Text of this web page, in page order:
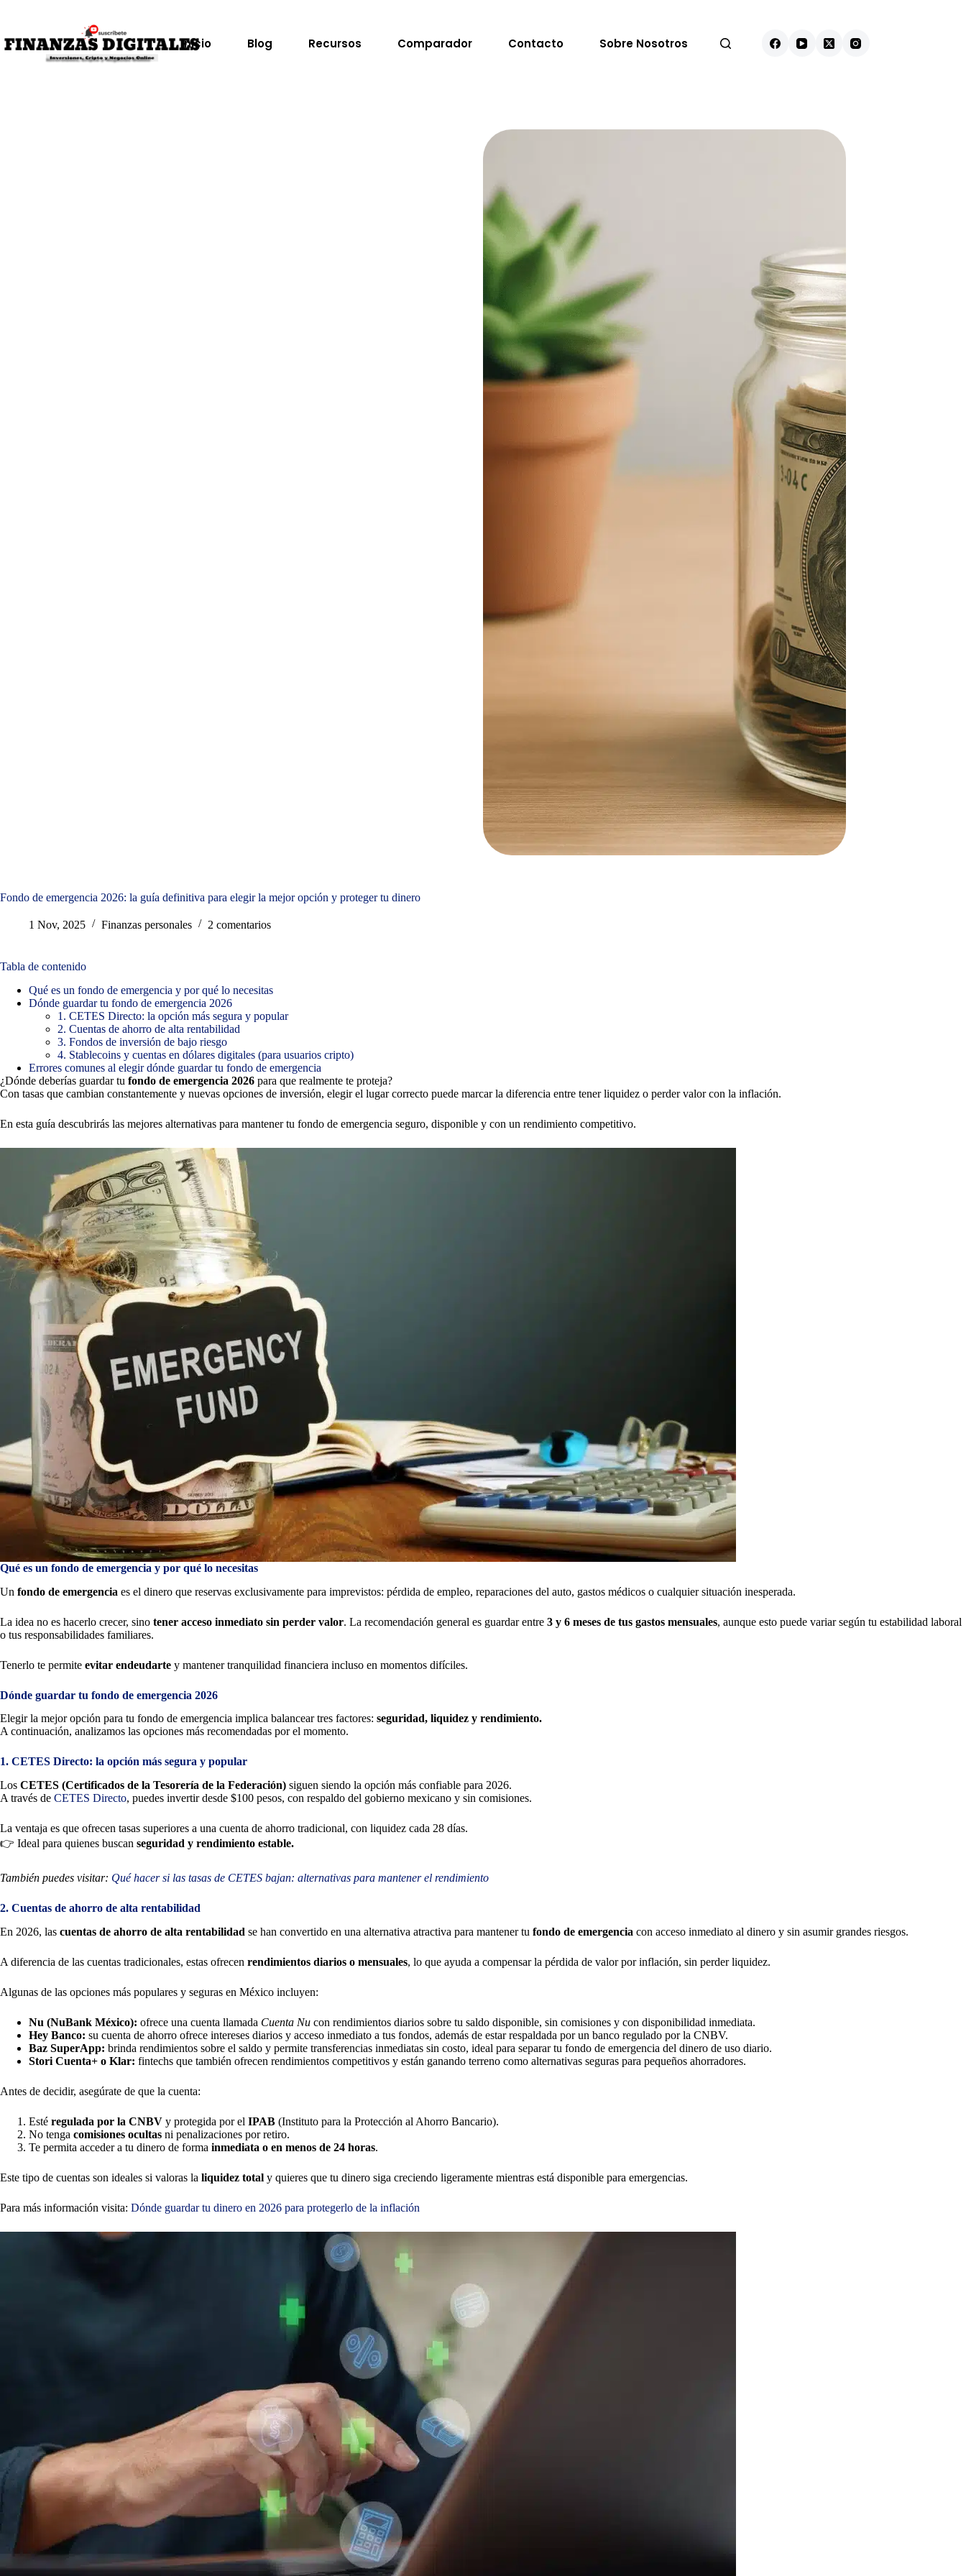
Inicio Blog Recursos Comparador Contacto Sobre Nosotros
Fondo de emergencia 2026: la guía definitiva para elegir la mejor opción y proteger tu dinero
1 Nov, 2025 Finanzas personales 2 comentarios
Tabla de contenido
Qué es un fondo de emergencia y por qué lo necesitas
Dónde guardar tu fondo de emergencia 2026
1. CETES Directo: la opción más segura y popular
2. Cuentas de ahorro de alta rentabilidad
3. Fondos de inversión de bajo riesgo
4. Stablecoins y cuentas en dólares digitales (para usuarios cripto)
Errores comunes al elegir dónde guardar tu fondo de emergencia
¿Dónde deberías guardar tu fondo de emergencia 2026 para que realmente te proteja?
Con tasas que cambian constantemente y nuevas opciones de inversión, elegir el lugar correcto puede marcar la diferencia entre tener liquidez o perder valor con la inflación.
En esta guía descubrirás las mejores alternativas para mantener tu fondo de emergencia seguro, disponible y con un rendimiento competitivo.
Qué es un fondo de emergencia y por qué lo necesitas
Un fondo de emergencia es el dinero que reservas exclusivamente para imprevistos: pérdida de empleo, reparaciones del auto, gastos médicos o cualquier situación inesperada.
La idea no es hacerlo crecer, sino tener acceso inmediato sin perder valor. La recomendación general es guardar entre 3 y 6 meses de tus gastos mensuales, aunque esto puede variar según tu estabilidad laboral
o tus responsabilidades familiares.
Tenerlo te permite evitar endeudarte y mantener tranquilidad financiera incluso en momentos difíciles.
Dónde guardar tu fondo de emergencia 2026
Elegir la mejor opción para tu fondo de emergencia implica balancear tres factores: seguridad, liquidez y rendimiento.
A continuación, analizamos las opciones más recomendadas por el momento.
1. CETES Directo: la opción más segura y popular
Los CETES (Certificados de la Tesorería de la Federación) siguen siendo la opción más confiable para 2026.
A través de CETES Directo, puedes invertir desde $100 pesos, con respaldo del gobierno mexicano y sin comisiones.
La ventaja es que ofrecen tasas superiores a una cuenta de ahorro tradicional, con liquidez cada 28 días.
👉 Ideal para quienes buscan seguridad y rendimiento estable.
También puedes visitar: Qué hacer si las tasas de CETES bajan: alternativas para mantener el rendimiento
2. Cuentas de ahorro de alta rentabilidad
En 2026, las cuentas de ahorro de alta rentabilidad se han convertido en una alternativa atractiva para mantener tu fondo de emergencia con acceso inmediato al dinero y sin asumir grandes riesgos.
A diferencia de las cuentas tradicionales, estas ofrecen rendimientos diarios o mensuales, lo que ayuda a compensar la pérdida de valor por inflación, sin perder liquidez.
Algunas de las opciones más populares y seguras en México incluyen:
Nu (NuBank México): ofrece una cuenta llamada Cuenta Nu con rendimientos diarios sobre tu saldo disponible, sin comisiones y con disponibilidad inmediata.
Hey Banco: su cuenta de ahorro ofrece intereses diarios y acceso inmediato a tus fondos, además de estar respaldada por un banco regulado por la CNBV.
Baz SuperApp: brinda rendimientos sobre el saldo y permite transferencias inmediatas sin costo, ideal para separar tu fondo de emergencia del dinero de uso diario.
Stori Cuenta+ o Klar: fintechs que también ofrecen rendimientos competitivos y están ganando terreno como alternativas seguras para pequeños ahorradores.
Antes de decidir, asegúrate de que la cuenta:
Esté regulada por la CNBV y protegida por el IPAB (Instituto para la Protección al Ahorro Bancario).
No tenga comisiones ocultas ni penalizaciones por retiro.
Te permita acceder a tu dinero de forma inmediata o en menos de 24 horas.
Este tipo de cuentas son ideales si valoras la liquidez total y quieres que tu dinero siga creciendo ligeramente mientras está disponible para emergencias.
Para más información visita: Dónde guardar tu dinero en 2026 para protegerlo de la inflación